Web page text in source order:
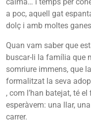
a poc, aquell gat
dolç i amb moltes
Quan vam saber que
buscar-li la família que
somriure immens, que
formalitzat la seva
, com l’han batejat, té
esperàvem: una llar,
carrer.